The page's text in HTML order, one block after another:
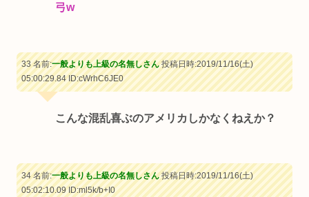
弓w
33 名前:一般よりも上級の名無しさん投稿日時:2019/11/16(土)
05:00:29.84ID:cWrhC6JE0
こんな混乱喜ぶのアメリカしかなくねえか？
34 名前:一般よりも上級の名無しさん投稿日時:2019/11/16(土)
05:02:10.09ID:ml5k/b+I0